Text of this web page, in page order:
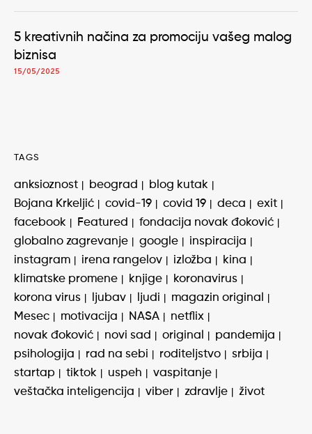
5 kreativnih načina za promociju vašeg malog
biznisa
15/05/2025
TAGS
anksioznost beograd
blog kutak
Bojana Krkeljić
covid-19 covid 19 deca
exit
facebook
Featured
fondacija novak đoković
globalno zagrevanje
google
inspiracija
instagram
irena rangelov izložba
kina
klimatske promene
knjige
koronavirus
korona virus
ljubav ljudi
magazin original
Mesec
motivacija NASA
netflix
novak đoković
novi sad original
pandemija
psihologija
rad na sebi roditeljstvo
srbija
startap
tiktok uspeh
vaspitanje
veštačka inteligencija
viber zdravlje život